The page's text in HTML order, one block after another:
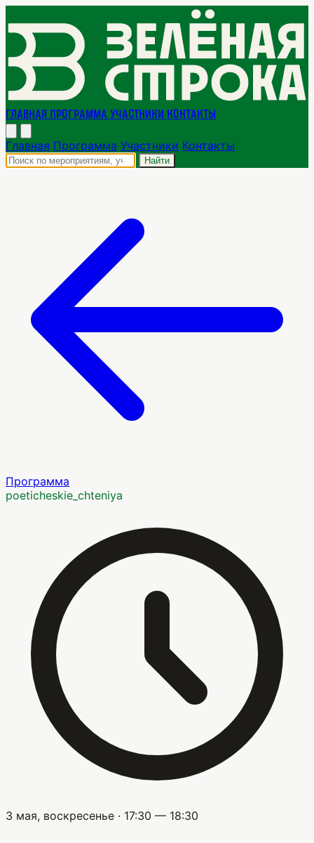
Главная Программа Участники Контакты
Главная Программа Участники Контакты
Найти
Программа
poeticheskie_chteniya
3 мая, воскресенье · 17:30 — 18:30